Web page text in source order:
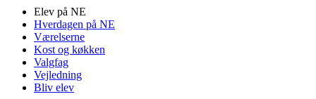
Elev på NE
Hverdagen på NE
Værelserne
Kost og køkken
Valgfag
Vejledning
Bliv elev